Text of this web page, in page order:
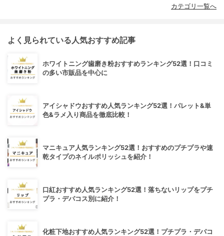
カテゴリ一覧へ
よく見られている人気おすすめ記事
ホワイトニング歯磨き粉おすすめランキング52選！口コミ
の多い市販品を中心に
アイシャドウおすすめ人気ランキング52選！パレット&単
色&ラメ入り商品を徹底比較！
マニキュア人気ランキング52選！おすすめのプチプラや速
乾タイプのネイルポリッシュを紹介！
口紅おすすめ人気ランキング52選！落ちないリップをプチ
プラ・デパコス別に紹介！
化粧下地おすすめ人気ランキング52選！プチプラ・デパコ